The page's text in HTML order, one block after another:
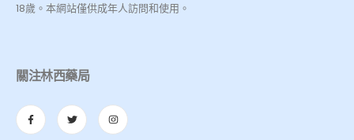
18歲。本網站僅供成年人訪問和使用。
關注林西藥局